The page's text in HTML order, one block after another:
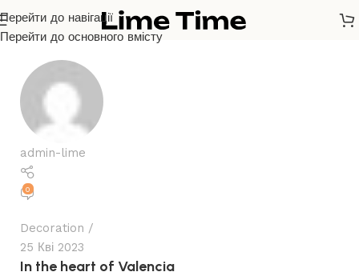
Перейти до навігації
Перейти до основного вмісту
admin-lime
0
Decoration
25 Кві 2023
In the heart of Valencia